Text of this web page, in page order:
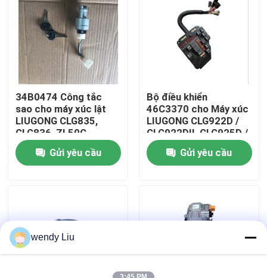
Video
Về chúng tôi
Tham quan nhà máy
Kiểm soát chất lượng
Liên hệ chúng tôi
Các trường hợp
34B0474 Công tắc
sao cho máy xúc lật
LIUGONG CLG835,
CLG836, ZL50C,
ZL50CN Xe nâng
CPCD20, CPCD25,
CPD20, CPD25
Gửi yêu cầu
Bộ điều khiển
46C3370 cho Máy xúc
LIUGONG CLG922D /
CLG922DII, CLG925D /
CLG925DII, CLG920D,
CLG923DGửi yêu cầu
wendy Liu